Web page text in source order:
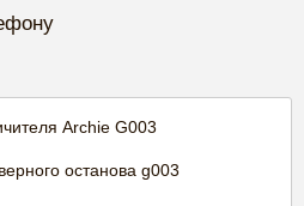
Archie G003